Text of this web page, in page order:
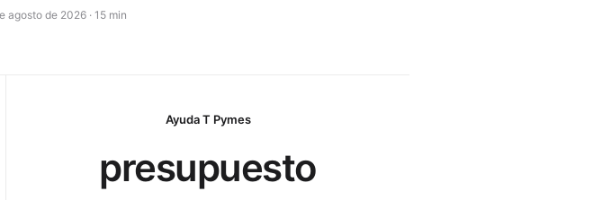
agosto de 2026· 15 min
Ayuda T Pymes
presupuesto